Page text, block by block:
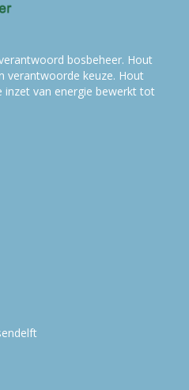
bosbeheer. Hout
verantwoorde keuze. Hout
van energie bewerkt tot